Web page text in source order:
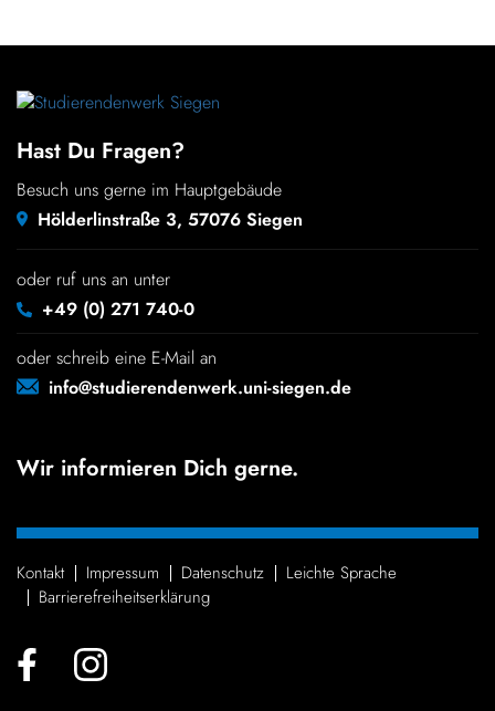
Hast Du Fragen?
Besuch uns gerne im Hauptgebäude
Hölderlinstraße 3, 57076 Siegen
oder ruf uns an unter
+49 (0) 271 740-0
oder schreib eine E-Mail an
info@studierendenwerk.uni-siegen.de
Wir informieren Dich gerne.
Kontakt Impressum Daten­schutz
Leichte Sprache
Barrie­re­frei­heits­er­klä­rung